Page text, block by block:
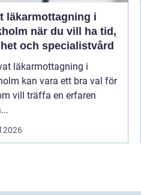
läkarmottagning i
vill ha tid,
och specialistvård
läkarmottagning i
kan vara ett bra val för
vill träffa en erfaren
2026